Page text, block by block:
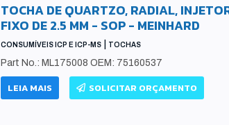
TOCHA DE QUARTZO, RADIAL,
FIXO DE 2.5 MM - SOP - MEINHARD
CONSUMÍVEIS ICP E ICP-MS TOCHAS
Part No.: ML175008 OEM: 75160537
LEIA MAIS SOLICITAR ORÇAMENTO